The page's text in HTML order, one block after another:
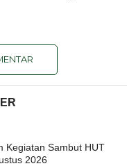
Kegiatan Sambut HUT
2026